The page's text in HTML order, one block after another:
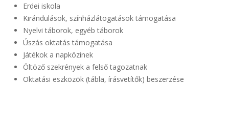
Erdei iskola
Kirándulások, színházlátogatások támogatása
Nyelvi táborok, egyéb táborok
Úszás oktatás támogatása
Játékok a napközinek
Öltöző szekrények a felső tagozatnak
Oktatási eszközök (tábla, írásvetítők) beszerzése